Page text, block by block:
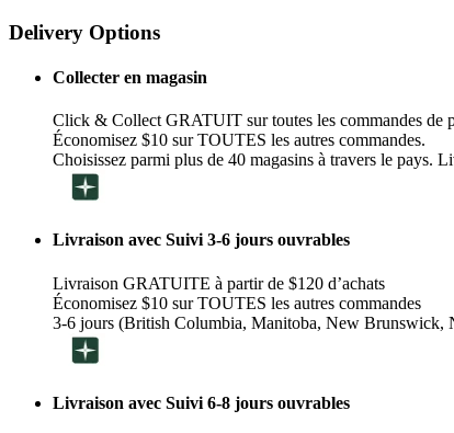
Delivery Options
Collecter en magasin
Click & Collect GRATUIT sur toutes les commandes de
Économisez $10 sur TOUTES les autres commandes.
Choisissez parmi plus de 40 magasins à travers le pays.
Livraison avec Suivi 3-6 jours ouvrables
Livraison GRATUITE à partir de $120 d’achats
Économisez $10 sur TOUTES les autres commandes
3-6 jours (British Columbia, Manitoba, New Brunswick,
Livraison avec Suivi 6-8 jours ouvrables